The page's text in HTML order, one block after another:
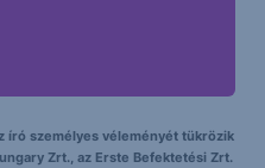
író személyes véleményét tükrözik
Zrt., az Erste Befektetési Zrt.